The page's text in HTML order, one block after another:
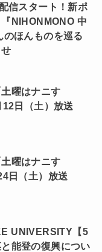
信スタート！新ポ
NIHONMONO 中
のほんものを巡る
曜はナニす
日（土）放送
曜はナニす
日（土）放送
UNIVERSITY【5
能登の復興につい